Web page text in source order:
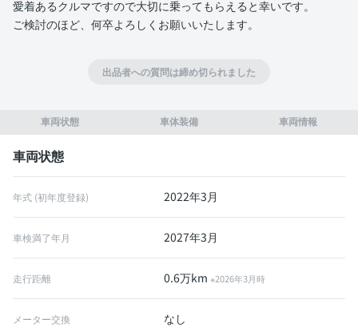
車両状態 車体装備 車両情報
車両状態
年式 (初年度登録) 2022年3月
車検満了年月 2027年3月
走行距離 0.6万km※2026年3月時
メーター交換 なし
愛着あるクルマですので大切に乗ってもらえると幸いです。
ご検討のほど、何卒よろしくお願いいたします。
出品者への質問は締め切られました